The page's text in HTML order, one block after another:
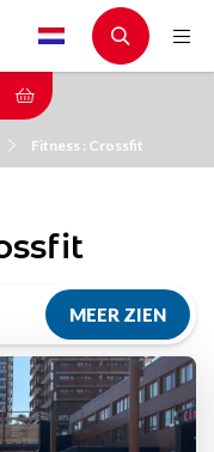
Fitness : Crossfit
MEER ZIEN